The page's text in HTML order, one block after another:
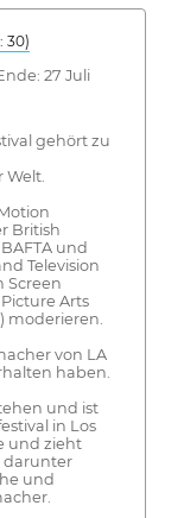
30)
27 Juli
gehört zu
Welt.
British
und
Television
Screen
Arts
moderieren.
von LA
haben.
und ist
in Los
und zieht
darunter
und